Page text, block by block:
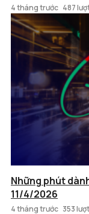
4 tháng trước 487
Những phút
11/4/2026
4 tháng trước 353